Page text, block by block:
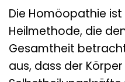
Die Homöopathie
Heilmethode, die
Gesamtheit
aus, dass der